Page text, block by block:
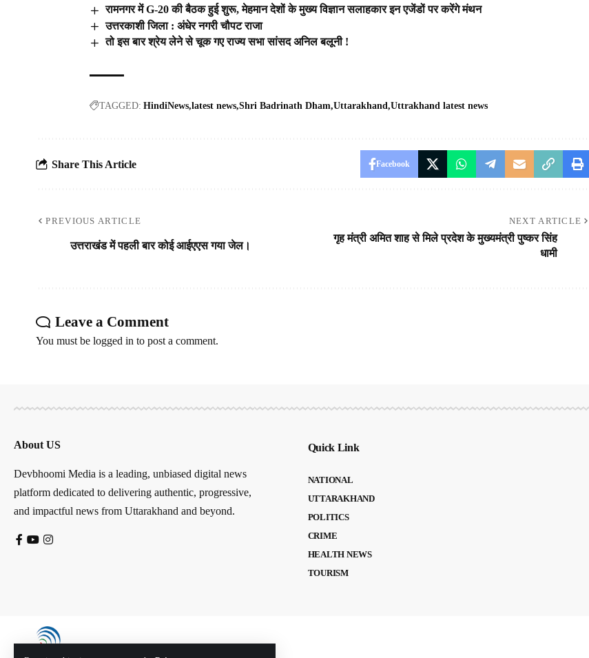
रामनगर में G-20 की बैठक हुई शुरू, मेहमान देशों के मुख्य विज्ञान सलाहकार इन एजेंडों पर करेंगे मंथन
उत्तरकाशी जिला : अंधेर नगरी चौपट राजा
तो इस बार श्रेय लेने से चूक गए राज्य सभा सांसद अनिल बलूनी !
TAGGED: HindiNews latest news Shri Badrinath Dham Uttarakhand Uttrakhand latest news
Share This Article Facebook
PREVIOUS ARTICLE
उत्तराखंड में पहली बार कोई आईएएस गया जेल।
NEXT ARTICLE
गृह मंत्री अमित शाह से मिले प्रदेश के मुख्यमंत्री पुष्कर सिंह
धामी
Leave a Comment
You must be logged in to post a comment.
About US
Devbhoomi Media is a leading, unbiased digital news
platform dedicated to delivering authentic, progressive,
and impactful news from Uttarakhand and beyond.
Quick Link
NATIONAL
UTTARAKHAND
POLITICS
CRIME
HEALTH NEWS
TOURISM